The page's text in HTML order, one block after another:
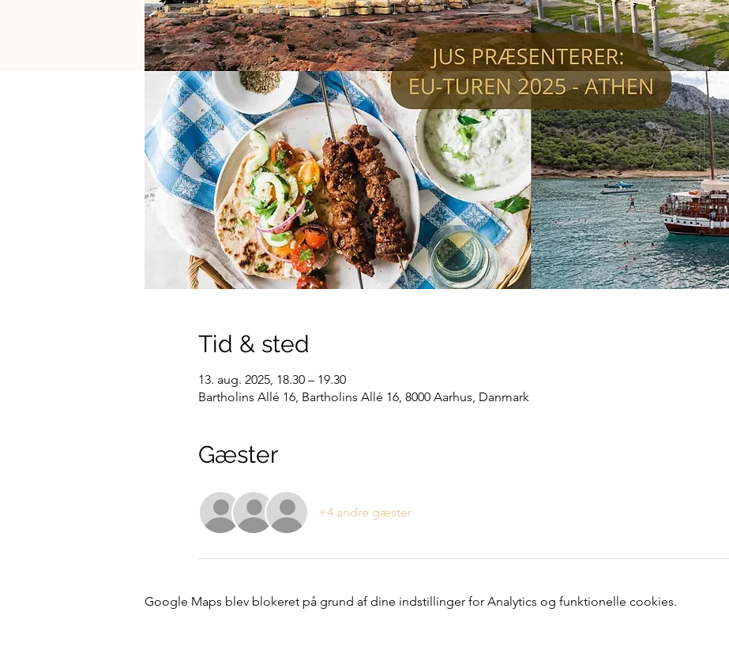
Tid & sted
13. aug. 2025, 18.30 – 19.30
Bartholins Allé 16, Bartholins Allé 16, 8000 Aarhus, Danmark
Gæster
+4 andre gæster
Google Maps blev blokeret på grund af dine indstillinger for Analytics og funktionelle cookies.